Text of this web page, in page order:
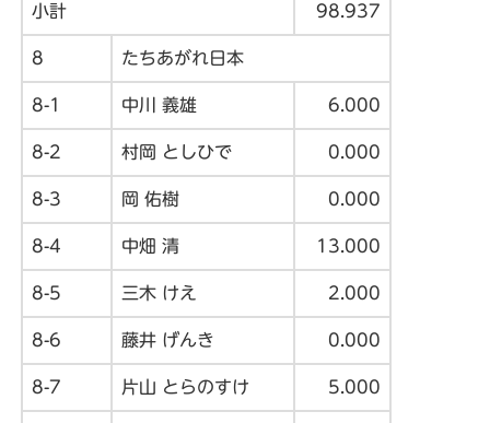
小計 98.937
8 たちあがれ日本
8-1 中川 義雄 6.000
8-2 村岡 としひで 0.000
8-3 岡 佑樹 0.000
8-4 中畑 清 13.000
8-5 三木 けえ 2.000
8-6 藤井 げんき 0.000
8-7 片山 とらのすけ 5.000